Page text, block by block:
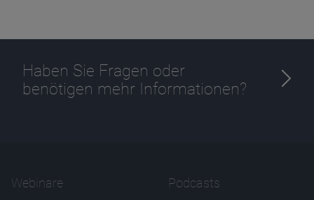
Haben Sie Fragen oder
benötigen mehr Informationen?
Webinare Podcasts